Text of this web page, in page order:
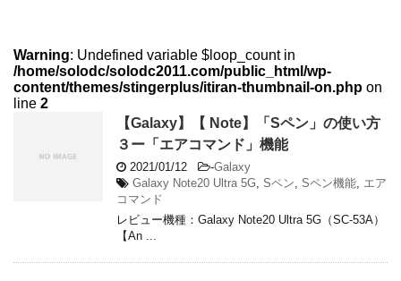
Warning: Undefined variable $loop_count in
/home/solodc/solodc2011.com/public_html/wp-
content/themes/stingerplus/itiran-thumbnail-on.php on
line 2
【Galaxy】【 Note】「Sペン」の使い方
３ー「エアコマンド」機能
2021/01/12 -Galaxy
Galaxy Note20 Ultra 5G Sペン Sペン機能
エア
コマンド
レビュー機種：Galaxy Note20 Ultra 5G（SC-53A）
【An ...